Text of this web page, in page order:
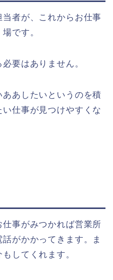
者が、これからお仕事
です。
要はありません。
あしたいというのを積
仕事が見つけやすくな
事がみつかれば営業所
がかかってきます。ま
してくれます。